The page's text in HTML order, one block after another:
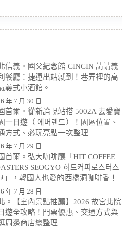
信義。國父紀念館 CINCIN 請請義
餐廳：捷運出站就到！巷弄裡的高
義式小酒館。
年 7 月 30 日
首爾。從新論峴站搭 5002A 去愛寶
一日遊（ 에버랜드）！園區位置、
方式、必玩亮點一次整理
年 7 月 29 日
首爾。弘大咖啡廳「HIT COFFEE
SEOGYO 히트커피로스터스
」，韓國人也愛的西橋洞咖啡香！
年 7 月 28 日
。【室內景點推薦】2026 故宮北院
遊全攻略！門票優惠、交通方式與
周邊商店總整理